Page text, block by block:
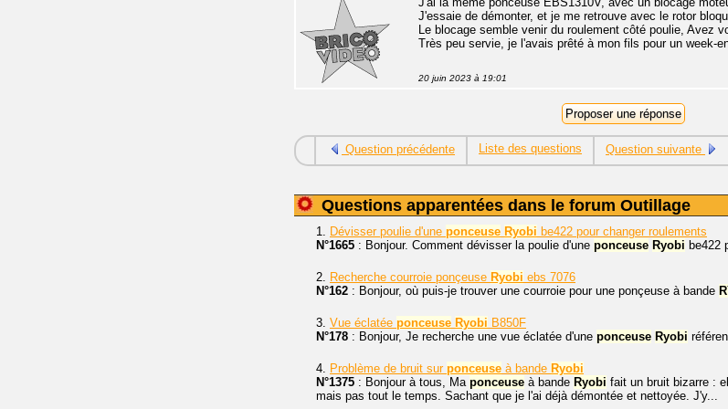
J'essaie de démonter, et je me retrouve avec le rotor
Le blocage semble venir du roulement côté poulie, Avez
Très peu servie, je l'avais prêté à mon fils pour un week-
20 juin 2023 à 19:01
Question précédente Liste des questions Question suivante
Questions apparentées dans le forum Outillage
1. Dévisser poulie d'une ponceuse Ryobi be422 pour changer roulements
N°1665 : Bonjour. Comment dévisser la poulie d'une ponceuse Ryobi be422
2. Recherche courroie ponçeuse Ryobi ebs 7076
N°162 : Bonjour, où puis-je trouver une courroie pour une ponçeuse à bande
3. Vue éclatée ponceuse Ryobi B850F
N°178 : Bonjour, Je recherche une vue éclatée d'une ponceuse Ryobi
4. Problème de bruit sur ponceuse à bande Ryobi
N°1375 : Bonjour à tous, Ma ponceuse à bande Ryobi fait un bruit bizarre :
mais pas tout le temps. Sachant que je l'ai déjà démontée et nettoyée. J'y...